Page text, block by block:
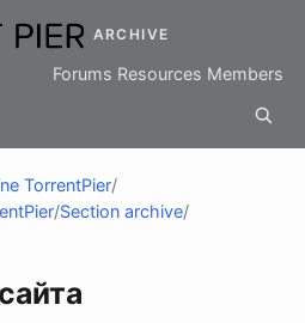
ARCHIVE
Forums Resources Members
TorrentPier/
/Section archive/